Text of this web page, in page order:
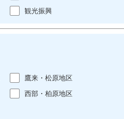
観光振興
鷹来・松原地区
西部・柏原地区